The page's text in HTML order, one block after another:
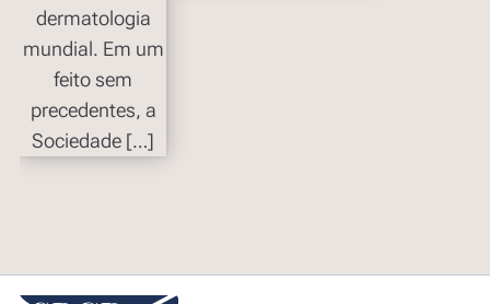
dermatologia
mundial. Em um
feito sem
precedentes, a
Sociedade […]